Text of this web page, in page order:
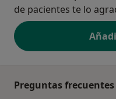
de pacientes te lo
Preguntas frecuentes